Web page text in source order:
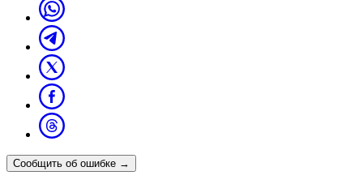
Сообщить об ошибке →